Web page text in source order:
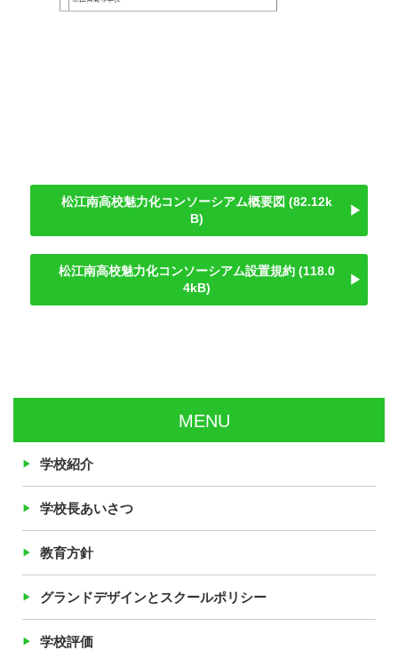
松江南高校魅力化コンソーシアム概要図
82.12k
B
松江南高校魅力化コンソーシアム設置規約
118.0
4kB
MENU
学校紹介
学校長あいさつ
教育方針
グランドデザインとスクールポリシー
学校評価